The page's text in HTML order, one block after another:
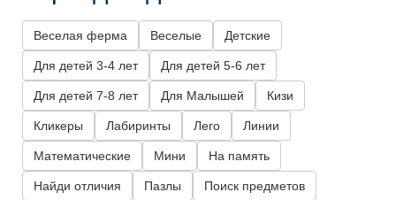
Веселая ферма Веселые Детские
Для детей 3-4 лет Для детей 5-6 лет
Для детей 7-8 лет Для Малышей Кизи
Кликеры Лабиринты Лего Линии
Математические Мини На память
Найди отличия Пазлы Поиск предметов